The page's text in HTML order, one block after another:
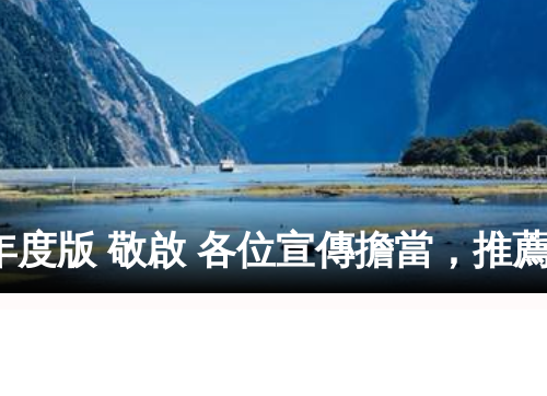
版 敬啟 各位宣傳擔當，推